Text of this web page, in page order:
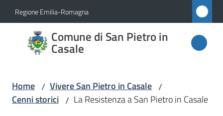
Vai al contenuto
Vai alla navigazione
Vai al footer
Regione Emilia-Romagna
Comune di San Pietro in
Casale
Comune
di San
Casale
Home / Vivere San Pietro in Casale /
Cenni storici / La Resistenza a San Pietro in Casale